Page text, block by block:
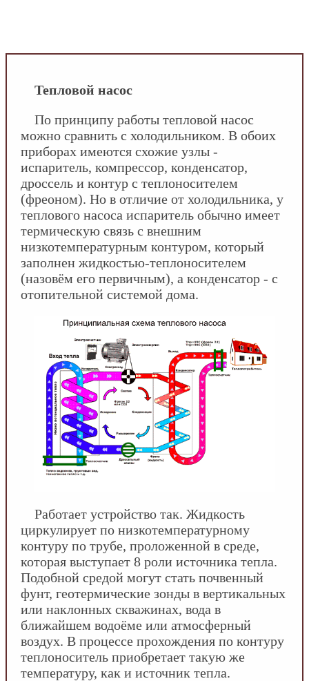
Тепловой насос
По принципу работы тепловой насос
можно сравнить с холодильником. В обоих
приборах имеются схожие узлы -
испаритель, компрессор, конденсатор,
дроссель и контур с теплоносителем
(фреоном). Но в отличие от холодильника, у
теплового насоса испаритель обычно имеет
термическую связь с внешним
низкотемпературным контуром, который
заполнен жидкостью-теплоносителем
(назовём его первичным), а конденсатор - с
отопительной системой дома.
Работает устройство так. Жидкость
циркулирует по низкотемпературному
контуру по трубе, проложенной в среде,
которая выступает 8 роли источника тепла.
Подобной средой могут стать почвенный
фунт, геотермические зонды в вертикальных
или наклонных скважинах, вода в
ближайшем водоёме или атмосферный
воздух. В процессе прохождения по контуру
теплоноситель приобретает такую же
температуру, как и источник тепла.